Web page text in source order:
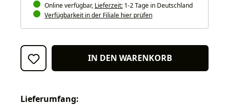
Online verfügbar, Lieferzeit: 1-2 Tage in Deutschland
Verfügbarkeit in der Filiale hier prüfen
IN DEN WARENKORB
Lieferumfang: